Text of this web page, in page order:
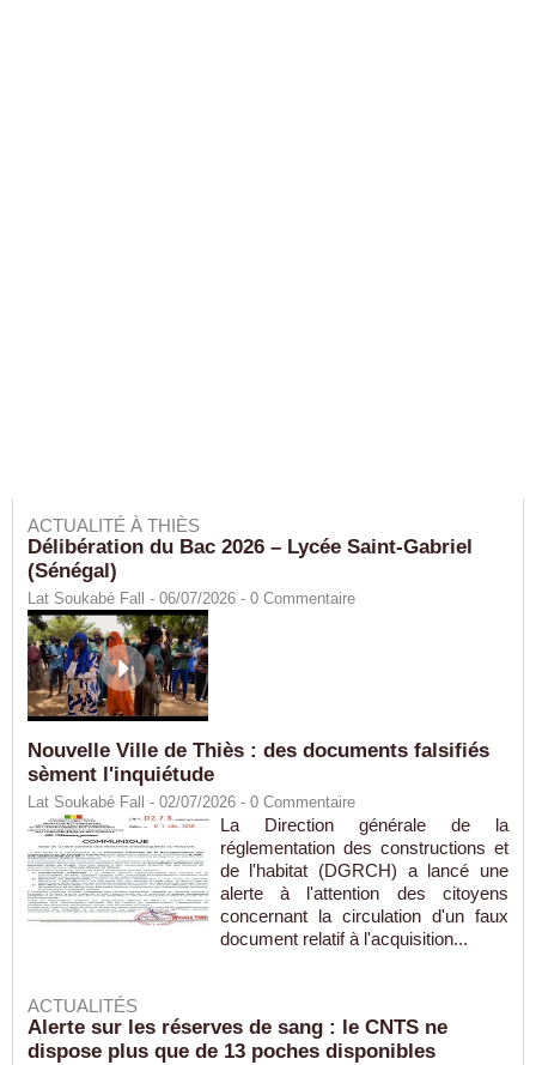
ACTUALITÉ À THIÈS
Délibération du Bac 2026 – Lycée Saint-Gabriel
(Sénégal)
Lat Soukabé Fall - 06/07/2026 - 0 Commentaire
Nouvelle Ville de Thiès : des documents falsifiés
sèment l'inquiétude
Lat Soukabé Fall - 02/07/2026 - 0 Commentaire
La Direction générale de la
réglementation des constructions et
de l'habitat (DGRCH) a lancé une
alerte à l'attention des citoyens
concernant la circulation d'un faux
document relatif à l'acquisition...
ACTUALITÉS
Alerte sur les réserves de sang : le CNTS ne
dispose plus que de 13 poches disponibles